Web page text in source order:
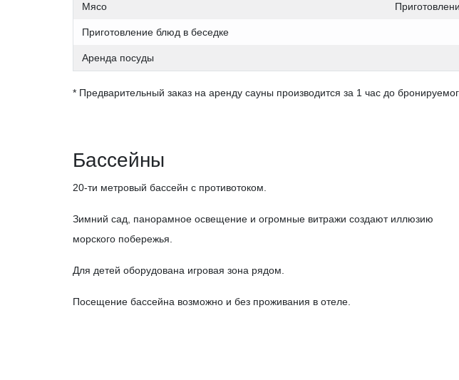
Мясо
Приготовление блюд в беседке
Аренда посуды
* Предварительный заказ на аренду сауны производится за 1 час до
Бассейны
20-ти метровый бассейн с противотоком.
Зимний сад, панорамное освещение и огромные витражи создают иллюзию
морского побережья.
Для детей оборудована игровая зона рядом.
Посещение бассейна возможно и без проживания в отеле.